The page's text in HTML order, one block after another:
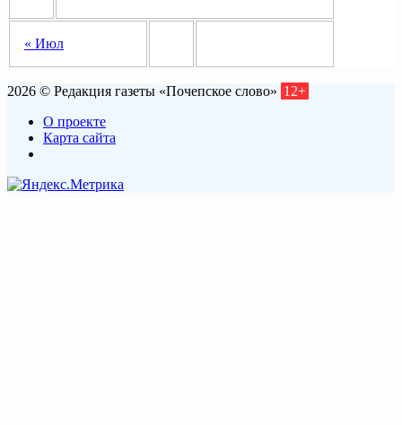
« Июл
2026 © Редакция газеты «Почепское слово» 12+
О проекте
Карта сайта